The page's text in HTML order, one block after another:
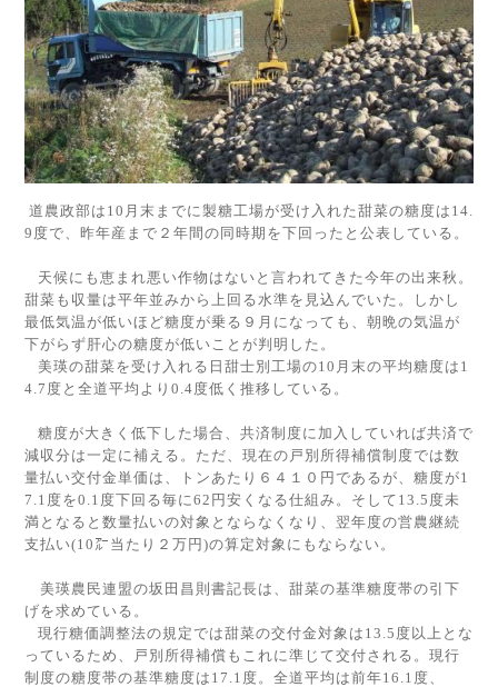
道農政部は 10 月末までに製糖工場が受け入れた甜菜の糖度は 14.
9 度で、昨年産まで２年間の同時期を下回ったと公表している。
天候にも恵まれ悪い作物はないと言われてきた今年の出来秋。
甜菜も収量は平年並みから上回る水準を見込んでいた。しかし
最低気温が低いほど糖度が乗る９月になっても、朝晩の気温が
下がらず肝心の糖度が低いことが判明した。
美瑛の甜菜を受け入れる日甜士別工場の10 月末の平均糖度は 1
4.7 度と全道平均より 0.4度低く推移している。
糖度が大きく低下した場合、共済制度に加入していれば共済で
減収分は一定に補える。ただ、現在の戸別所得補償制度では数
量払い交付金単価は、トンあたり６４１０円であるが、糖度が1
7.1 度を0.1 度下回る毎に62 円安くなる仕組み。そして 13.5 度未
満となると数量払いの対象とならなくなり、翌年度の営農継続
支払い(10 ㌃当たり２万円 )の算定対象にもならない。
美瑛農民連盟の坂田昌則書記長は、甜菜の基準糖度帯の引下
げを求めている。
現行糖価調整法の規定では甜菜の交付金対象は 13.5 度以上とな
っているため、戸別所得補償もこれに準じて交付される。現行
制度の糖度帯の基準糖度は 17.1 度。全道平均は前年16.1 度、